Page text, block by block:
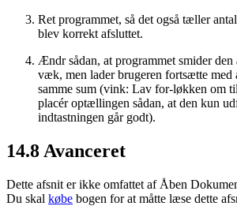
Ret programmet, så det også tæller
blev korrekt afsluttet.
Ændr sådan, at programmet smider
væk, men lader brugeren fortsætte med
samme sum (vink: Lav for-løkken om
placér optællingen sådan, at den kun
indtastningen går godt).
14.8 Avanceret
Dette afsnit er ikke omfattet af Åben
Du skal købe bogen for at måtte læse dette